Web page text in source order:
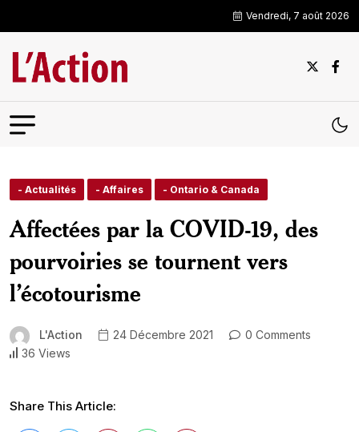
Vendredi, 7 août 2026
- Actualités - Affaires - Ontario & Canada
Affectées par la COVID-19, des
pourvoiries se tournent vers
l’écotourisme
L'Action 24 Décembre 2021
0 Comments
36 Views
Share This Article: